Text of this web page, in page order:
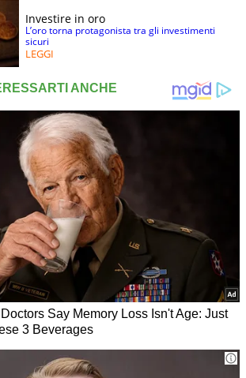
Investire in oro
L’oro torna protagonista tra gli investimenti
sicuri
LEGGI